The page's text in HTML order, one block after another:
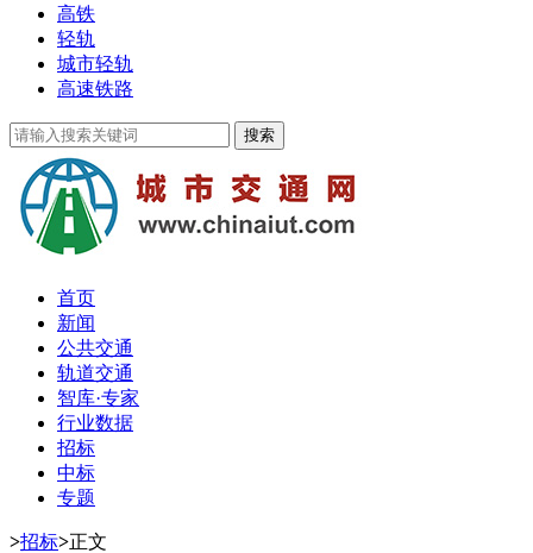
高铁
轻轨
城市轻轨
高速铁路
首页
新闻
公共交通
轨道交通
智库·专家
行业数据
招标
中标
专题
>招标>正文